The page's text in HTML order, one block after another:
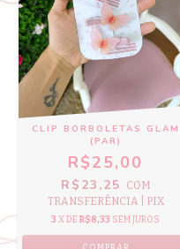
CLIP BORBOLETAS GLAM
(PAR)
R$25,00
R$23,25
COM
TRANSFERÊNCIA | PIX
3 X DE R$8,33 SEM JUROS